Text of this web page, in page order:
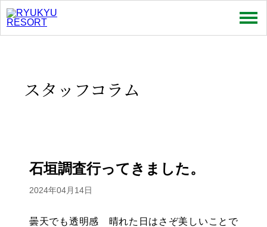
お知らせ
スタッフコラム
会社情報
スタッフコラム
石垣調査行ってきました。
2024年04月14日
曇天でも透明感 晴れた日はさぞ美しいことで